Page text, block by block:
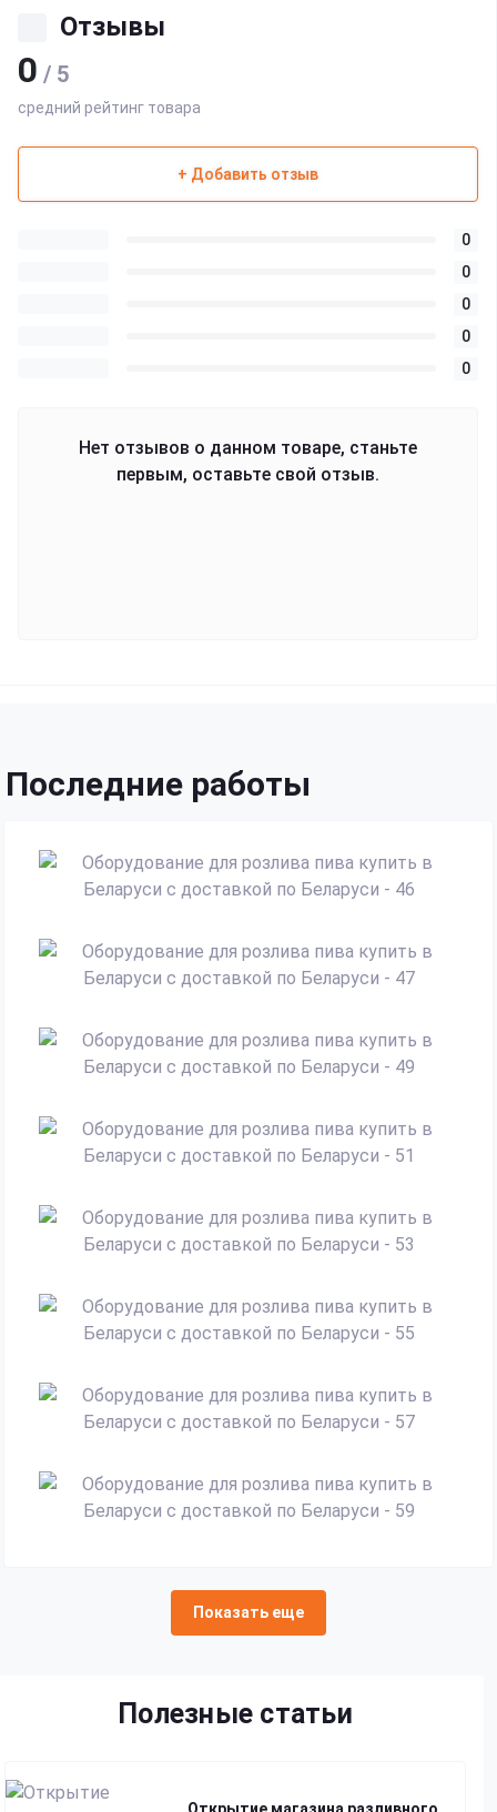
Отзывы
0 / 5
средний рейтинг товара
+ Добавить отзыв
0
0
0
0
0
Нет отзывов о данном товаре, станьте
первым, оставьте свой отзыв.
Последние работы
Показать еще
Полезные статьи
Открытие магазина разливного